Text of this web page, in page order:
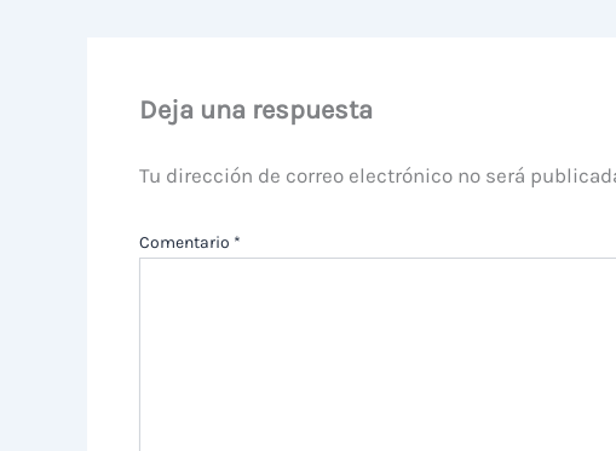
Deja una respuesta
Tu dirección de correo electrónico no será
Comentario *